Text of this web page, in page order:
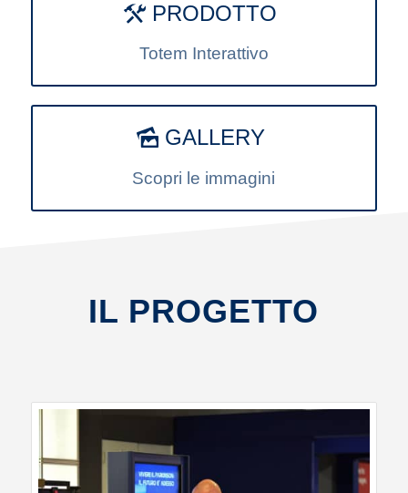
PRODOTTO
Totem Interattivo
GALLERY
Scopri le immagini
IL PROGETTO